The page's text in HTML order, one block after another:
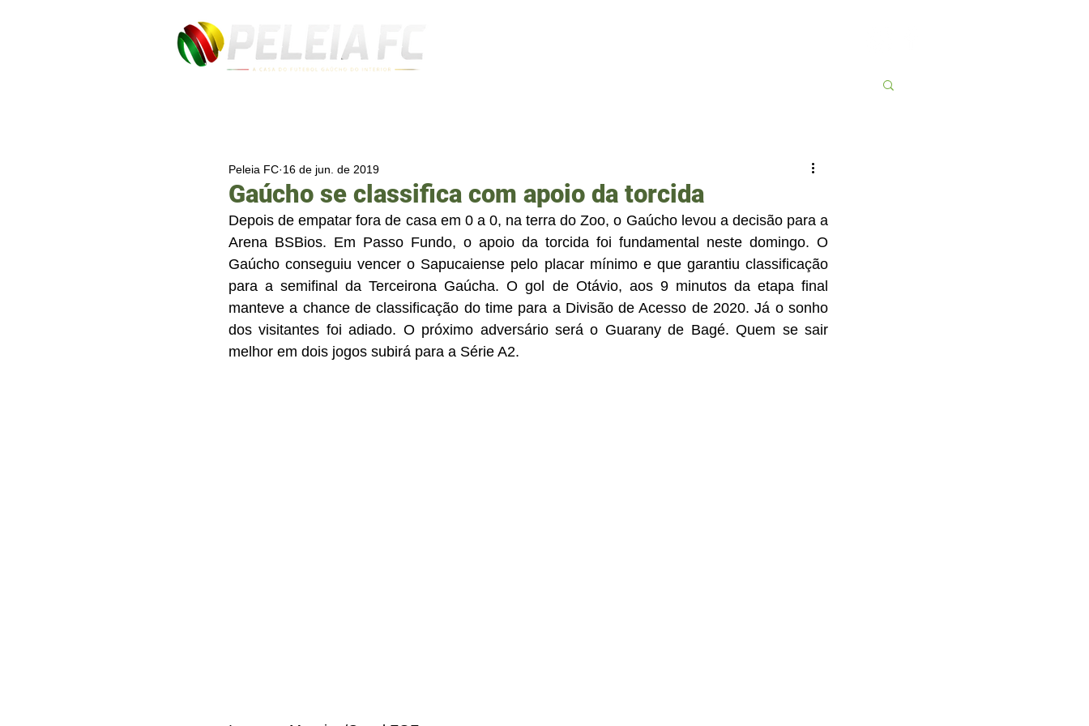
Gaúcho se classifica com apoio da torcida
Peleia FC 16 de jun. de 2019
Depois de empatar fora de casa em 0 a 0, na terra do Zoo, o Gaúcho levou a decisão para a
Arena BSBios. Em Passo Fundo, o apoio da torcida foi fundamental neste domingo. O
Gaúcho conseguiu vencer o Sapucaiense pelo placar mínimo e que garantiu classificação
para a semifinal da Terceirona Gaúcha. O gol de Otávio, aos 9 minutos da etapa final
manteve a chance de classificação do time para a Divisão de Acesso de 2020. Já o sonho
dos visitantes foi adiado. O próximo adversário será o Guarany de Bagé. Quem se sair
melhor em dois jogos subirá para a Série A2.